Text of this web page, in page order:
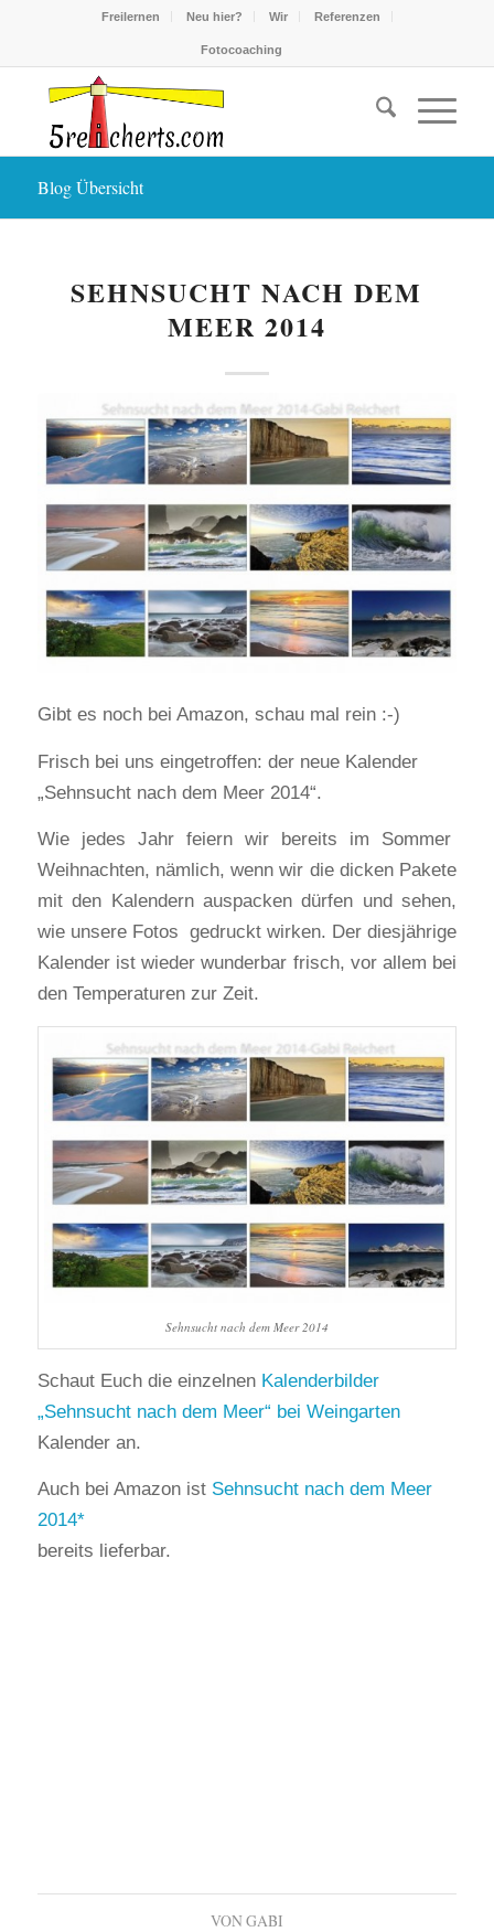
Freilernen Neu hier? Wir Referenzen
Fotocoaching
Blog Übersicht
SEHNSUCHT NACH DEM
MEER 2014
Gibt es noch bei Amazon, schau mal rein :-)
Frisch bei uns eingetroffen: der neue Kalender
„Sehnsucht nach dem Meer 2014“.
Wie jedes Jahr feiern wir bereits im Sommer
Weihnachten, nämlich, wenn wir die dicken Pakete
mit den Kalendern auspacken dürfen und sehen,
wie unsere Fotos gedruckt wirken. Der diesjährige
Kalender ist wieder wunderbar frisch, vor allem bei
den Temperaturen zur Zeit.
Sehnsucht nach dem Meer 2014
Schaut Euch die einzelnen Kalenderbilder
„Sehnsucht nach dem Meer“ bei Weingarten
Kalender an.
Auch bei Amazon ist Sehnsucht nach dem Meer
2014
bereits lieferbar.
VONGABI